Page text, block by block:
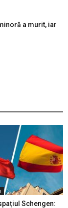
a murit, iar
Schengen: